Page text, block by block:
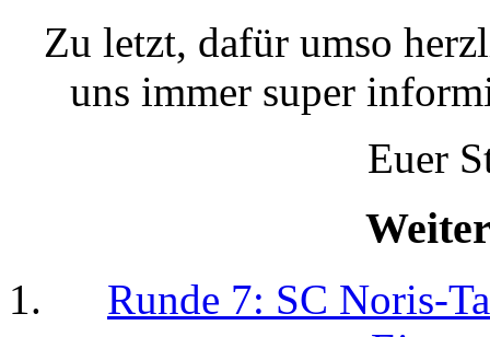
Zu letzt, dafür umso
uns immer super
Euer
Runde 7: SC Noris-